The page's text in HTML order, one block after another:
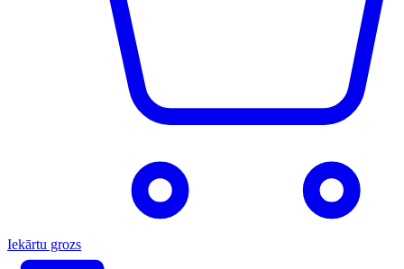
Iekārtu grozs